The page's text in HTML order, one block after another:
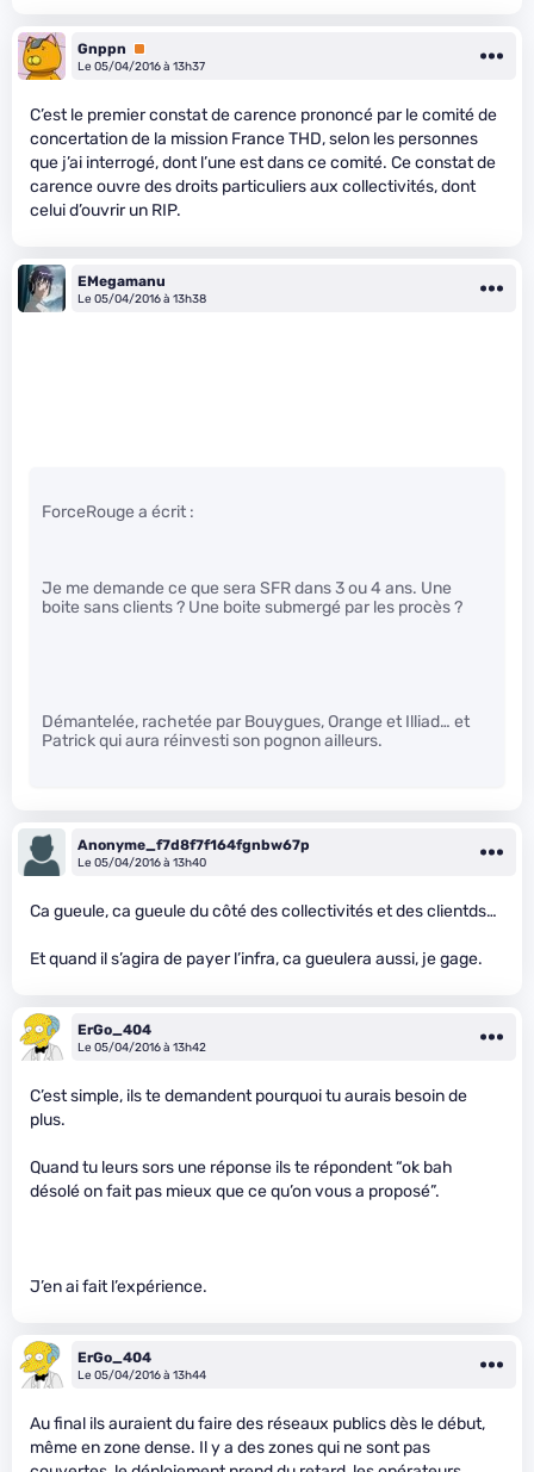
Gnppn
Premium
Le 05/04/2016 à 13h37
C’est le premier constat de carence prononcé par le comité de
concertation de la mission France THD, selon les personnes
que j’ai interrogé, dont l’une est dans ce comité. Ce constat de
carence ouvre des droits particuliers aux collectivités, dont
celui d’ouvrir un RIP.
EMegamanu
Le 05/04/2016 à 13h38
ForceRouge a écrit :
Je me demande ce que sera SFR dans 3 ou 4 ans. Une
boite sans clients ? Une boite submergé par les procès ?
Démantelée, rachetée par Bouygues, Orange et Illiad… et
Patrick qui aura réinvesti son pognon ailleurs.
Anonyme_f7d8f7f164fgnbw67p
Le 05/04/2016 à 13h40
Ca gueule, ca gueule du côté des collectivités et des clientds…
Et quand il s’agira de payer l’infra, ca gueulera aussi, je gage.
ErGo_404
Le 05/04/2016 à 13h42
C’est simple, ils te demandent pourquoi tu aurais besoin de
plus.
Quand tu leurs sors une réponse ils te répondent “ok bah
désolé on fait pas mieux que ce qu’on vous a proposé”.
J’en ai fait l’expérience.
ErGo_404
Le 05/04/2016 à 13h44
Au final ils auraient du faire des réseaux publics dès le début,
même en zone dense. Il y a des zones qui ne sont pas